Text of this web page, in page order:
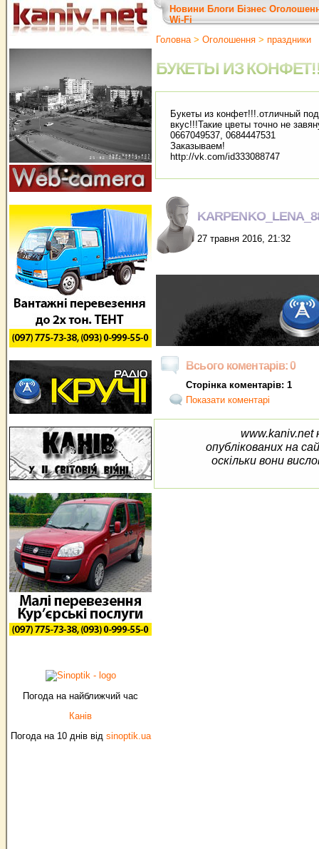
Погода на найближчий час
Канів
Погода на 10 днів від sinoptik.ua
Новини Блоги Бізнес
Wi-Fi
Головна> Оголошення > праздники
БУКЕТЫ ИЗ
Букеты из конфет!!!.отличный
вкус!!!Такие цветы точно не
0667049537, 0684447531
Заказываем!
http://vk.com/id333088747
27 травня 2016, 21:32
Всього коментарів: 0
Сторінка коментарів: 1
Показати коментарі
www.kaniv.net
опублікованих на
оскільки вони